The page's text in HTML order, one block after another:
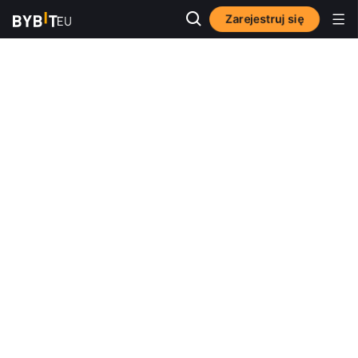
Zarejestruj się